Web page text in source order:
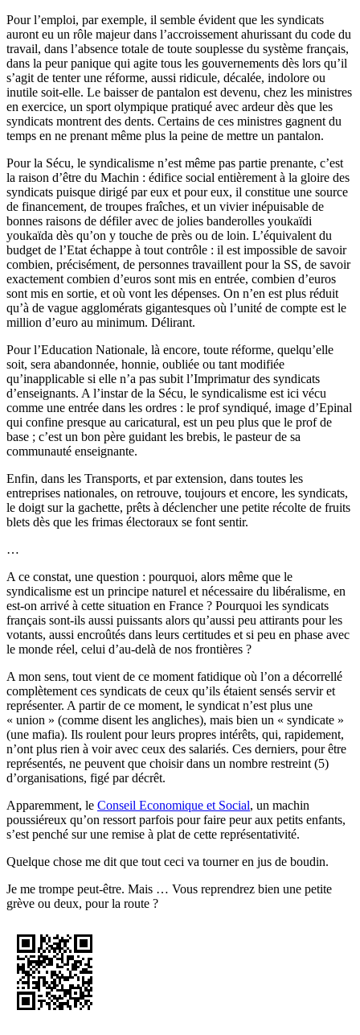
Pour l’emploi, par exemple, il semble évident que les syndicats
auront eu un rôle majeur dans l’accroissement ahurissant du code du
travail, dans l’absence totale de toute souplesse du système français,
dans la peur panique qui agite tous les gouvernements dès lors qu’il
s’agit de tenter une réforme, aussi ridicule, décalée, indolore ou
inutile soit-elle. Le baisser de pantalon est devenu, chez les ministres
en exercice, un sport olympique pratiqué avec ardeur dès que les
syndicats montrent des dents. Certains de ces ministres gagnent du
temps en ne prenant même plus la peine de mettre un pantalon.
Pour la Sécu, le syndicalisme n’est même pas partie prenante, c’est
la raison d’être du Machin : édifice social entièrement à la gloire des
syndicats puisque dirigé par eux et pour eux, il constitue une source
de financement, de troupes fraîches, et un vivier inépuisable de
bonnes raisons de défiler avec de jolies banderolles youkaïdi
youkaïda dès qu’on y touche de près ou de loin. L’équivalent du
budget de l’Etat échappe à tout contrôle : il est impossible de savoir
combien, précisément, de personnes travaillent pour la SS, de savoir
exactement combien d’euros sont mis en entrée, combien d’euros
sont mis en sortie, et où vont les dépenses. On n’en est plus réduit
qu’à de vague agglomérats gigantesques où l’unité de compte est le
million d’euro au minimum. Délirant.
Pour l’Education Nationale, là encore, toute réforme, quelqu’elle
soit, sera abandonnée, honnie, oubliée ou tant modifiée
qu’inapplicable si elle n’a pas subit l’Imprimatur des syndicats
d’enseignants. A l’instar de la Sécu, le syndicalisme est ici vécu
comme une entrée dans les ordres : le prof syndiqué, image d’Epinal
qui confine presque au caricatural, est un peu plus que le prof de
base ; c’est un bon père guidant les brebis, le pasteur de sa
communauté enseignante.
Enfin, dans les Transports, et par extension, dans toutes les
entreprises nationales, on retrouve, toujours et encore, les syndicats,
le doigt sur la gachette, prêts à déclencher une petite récolte de fruits
blets dès que les frimas électoraux se font sentir.
…
A ce constat, une question : pourquoi, alors même que le
syndicalisme est un principe naturel et nécessaire du libéralisme, en
est-on arrivé à cette situation en France ? Pourquoi les syndicats
français sont-ils aussi puissants alors qu’aussi peu attirants pour les
votants, aussi encroûtés dans leurs certitudes et si peu en phase avec
le monde réel, celui d’au-delà de nos frontières ?
A mon sens, tout vient de ce moment fatidique où l’on a décorrellé
complètement ces syndicats de ceux qu’ils étaient sensés servir et
représenter. A partir de ce moment, le syndicat n’est plus une
« union » (comme disent les angliches), mais bien un « syndicate »
(une mafia). Ils roulent pour leurs propres intérêts, qui, rapidement,
n’ont plus rien à voir avec ceux des salariés. Ces derniers, pour être
représentés, ne peuvent que choisir dans un nombre restreint (5)
d’organisations, figé par décrêt.
Apparemment, le Conseil Economique et Social, un machin
poussiéreux qu’on ressort parfois pour faire peur aux petits enfants,
s’est penché sur une remise à plat de cette représentativité.
Quelque chose me dit que tout ceci va tourner en jus de boudin.
Je me trompe peut-être. Mais … Vous reprendrez bien une petite
grève ou deux, pour la route ?